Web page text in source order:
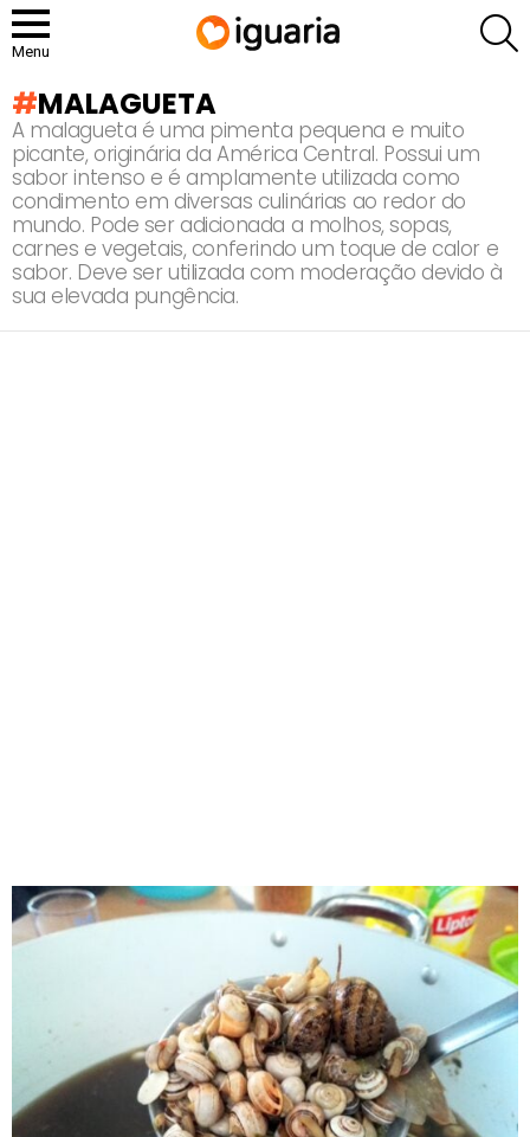
Menu
MALAGUETA
A malagueta é uma pimenta pequena e muito
picante, originária da América Central. Possui um
sabor intenso e é amplamente utilizada como
condimento em diversas culinárias ao redor do
mundo. Pode ser adicionada a molhos, sopas,
carnes e vegetais, conferindo um toque de calor e
sabor. Deve ser utilizada com moderação devido à
sua elevada pungência.
RECOMENDADOS